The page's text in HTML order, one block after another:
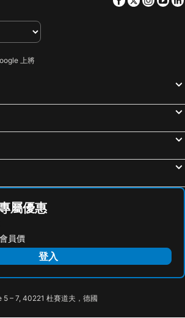
Charterhouse Causeway Bay
Kong
Kong
皇家太平洋酒店
Hotel
Lan Kwai Fong Hotel @ Kau U Fong
眠舍 - 膠囊旅舍
區
東門步行街
廣州白雲國際機場
Mong Kok Metro Station
嘉湖山莊
Hong Kong Metro Station
上將
屬優惠
員價
登入
5 – 7, 40221 杜賽道夫，德國